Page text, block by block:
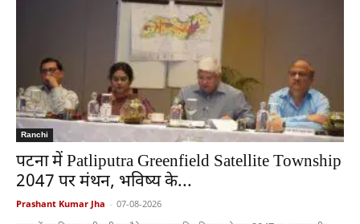
Ranchi
पटना में Patliputra Greenfield Satellite Township
2047 पर मंथन, भविष्य के...
Prashant Kumar Jha - 07-08-2026